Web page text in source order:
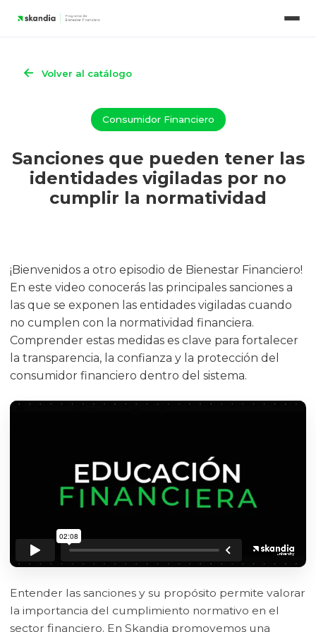
Sanciones que pueden tener las
Simuladores
← Volver al catálogo
Consumidor Financiero
Sanciones que pueden tener las
identidades vigiladas por no
cumplir la normatividad
¡Bienvenidos a otro episodio de Bienestar Financiero!
En este video conocerás las principales sanciones a
las que se exponen las entidades vigiladas cuando
no cumplen con la normatividad financiera.
Comprender estas medidas es clave para fortalecer
la transparencia, la confianza y la protección del
consumidor financiero dentro del sistema.
Entender las sanciones y su propósito permite valorar
la importancia del cumplimiento normativo en el
sector financiero. En Skandia promovemos una